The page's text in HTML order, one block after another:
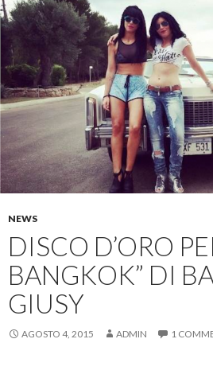
NEWS
DISCO D’ORO
BANGKOK” DI
GIUSY
AGOSTO 4, 2015 ADMIN 1